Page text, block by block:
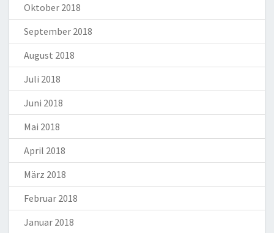
Oktober 2018
September 2018
August 2018
Juli 2018
Juni 2018
Mai 2018
April 2018
März 2018
Februar 2018
Januar 2018